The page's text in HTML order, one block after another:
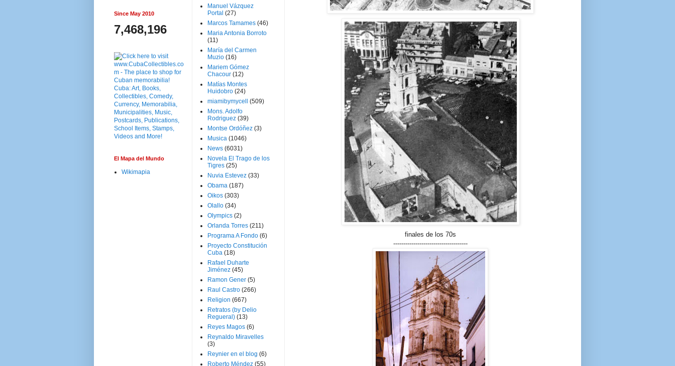
finales de los 70s
-------------------------------------
Since May 2010
7,468,196
El Mapa del Mundo
Wikimapia
Manuel Vázquez
Portal (27)
Marcos Tamames (46)
Maria Antonia Borroto
(11)
María del Carmen
Muzio (16)
Mariem Gómez
Chacour (12)
Matías Montes
Huidobro (24)
miamibymycell
(509)
Mons. Adolfo
Rodriguez (39)
Montse Ordóñez (3)
Musica (1046)
News (6031)
Novela El Trago de los
Tigres (25)
Nuvia Estevez (33)
Obama (187)
Oikos (303)
Olallo (34)
Olympics (2)
Orlanda Torres (211)
Programa A Fondo (6)
Proyecto Constitución
Cuba (18)
Rafael Duharte
Jiménez (45)
Ramon Gener (5)
Raul Castro (266)
Religion (667)
Retratos (by Delio
Regueral) (13)
Reyes Magos (6)
Reynaldo Miravelles
(3)
Reynier en el blog (6)
Roberto Méndez (55)